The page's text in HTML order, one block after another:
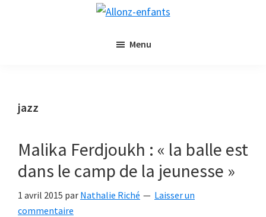
de
Riché
Menu
jazz
Malika Ferdjoukh : « la balle est
dans le camp de la jeunesse »
1 avril 2015 par Nathalie Riché
Laisser un
commentaire